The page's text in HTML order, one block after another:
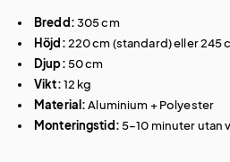
Bredd:305 cm
Höjd:220 cm (standard) eller 245
Djup: 50 cm
Vikt:12 kg
Material:Aluminium + Polyester
Monteringstid: 5–10 minuter utan